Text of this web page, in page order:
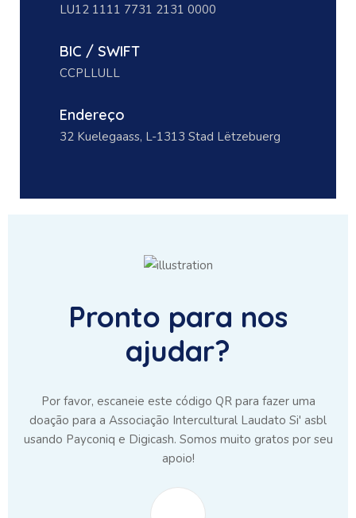
LU12 1111 7731 2131 0000
BIC / SWIFT
CCPLLULL
Endereço
32 Kuelegaass, L-1313 Stad Lëtzebuerg
Pronto para nos
ajudar?
Por favor, escaneie este código QR para fazer uma
doação para a Associação Intercultural Laudato Si' asbl
usando Payconiq e Digicash. Somos muito gratos por seu
apoio!